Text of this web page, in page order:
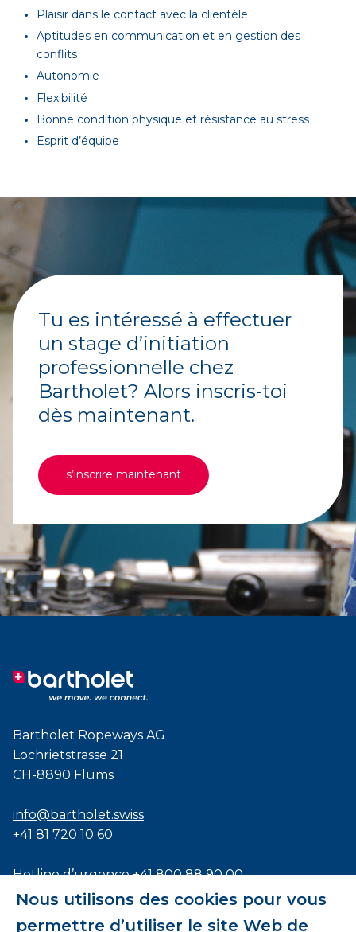
Nous utilisons des cookies pour vous
permettre d’utiliser le site Web de
Plaisir dans le contact avec la clientèle
Aptitudes en communication et en gestion des
conflits
Autonomie
Flexibilité
Bonne condition physique et résistance au stress
Esprit d’équipe
Tu es intéressé à effectuer
un stage d’initiation
professionnelle chez
Bartholet? Alors inscris-toi
dès maintenant.
s’inscrire maintenant
Bartholet Ropeways AG
Lochrietstrasse 21
CH-8890 Flums
info@bartholet.swiss
+41 81 720 10 60
Hotline d’urgence+41 800 88 90 00